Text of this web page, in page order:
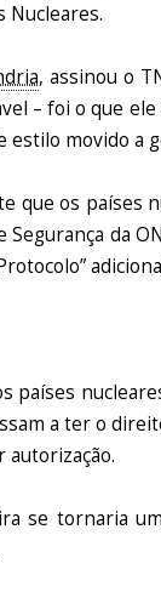
Nucleares.
, assinou o
– foi o que
estilo movido a
que os países
da
países
a ter o
autorização.
se tornaria